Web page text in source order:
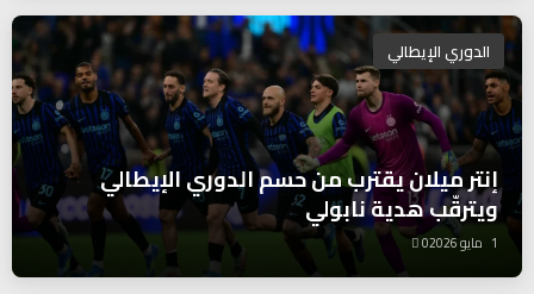
الدوري الإيطالي
إنتر ميلان يقترب من حسم الدوري الإيطالي
ويترقّب هدية نابولي
1 مايو 2026 0